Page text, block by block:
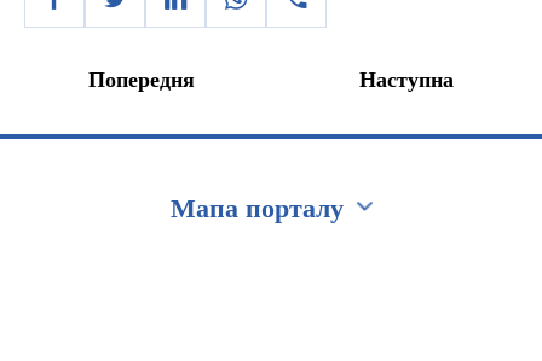
Попередня Наступна
Мапа порталу